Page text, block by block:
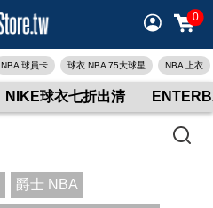
0
NBA 球員卡 球衣 NBA 75大球星 NBA 上衣
NIKE球衣七折出清
爵士 NBA